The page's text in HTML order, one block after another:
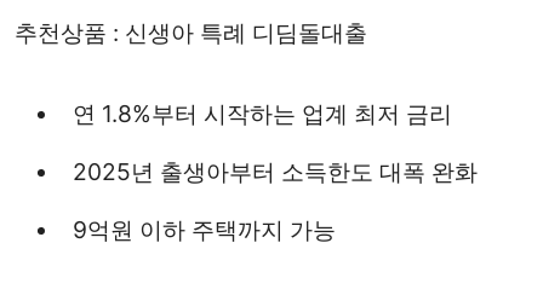
추천상품 : 신생아 특례 디딤돌대출
연 1.8%부터 시작하는 업계 최저 금리
2025년 출생아부터 소득한도 대폭 완화
9억원 이하 주택까지 가능